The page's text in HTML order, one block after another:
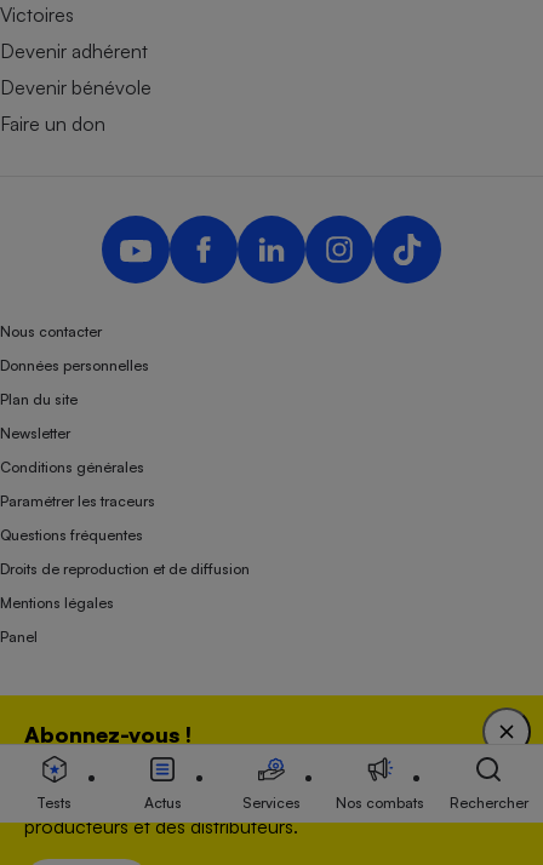
Abonnez-vous !
Bénéficiez d'une expertise unique tout en soutenant
une association 100 % indépendante de l'Etat, des
producteurs et des distributeurs.
Victoires
Devenir adhérent
Devenir bénévole
Faire un don
Nous contacter
Données personnelles
Plan du site
Newsletter
Conditions générales
Paramétrer les traceurs
Questions fréquentes
Droits de reproduction et de diffusion
Mentions légales
Panel
Association indépendante de l’État, des syndicats, des producteurs et des
distributeurs depuis 1951.
Tests Actus Services Nos combats Rechercher